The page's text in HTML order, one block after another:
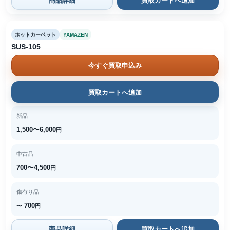
ホットカーペット YAMAZEN
SUS-105
今すぐ買取申込み
買取カートへ追加
新品
1,500〜6,000円
中古品
700〜4,500円
傷有り品
〜 700円